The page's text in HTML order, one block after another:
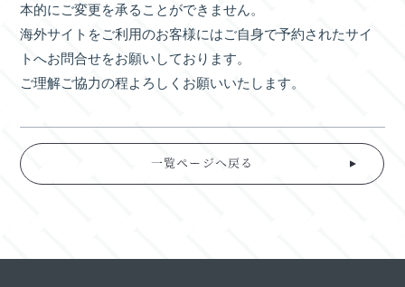
本的にご変更を承ることができません。
海外サイトをご利用のお客様にはご自身で予約されたサイ
トへお問合せをお願いしております。
ご理解ご協力の程よろしくお願いいたします。
一覧ページへ戻る